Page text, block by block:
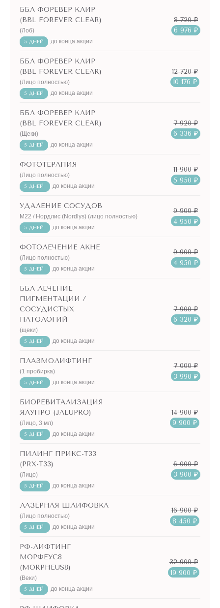
ББЛ ФОРЕВЕР КЛИР
(BBL FOREVER CLEAR)
(Лоб)
5 ДНЕЙ до конца акции
8 720 ₽
6 976 ₽
ББЛ ФОРЕВЕР КЛИР
(BBL FOREVER CLEAR)
(Лицо полностью)
5 ДНЕЙ до конца акции
12 720 ₽
10 176 ₽
ББЛ ФОРЕВЕР КЛИР
(BBL FOREVER CLEAR)
(Щеки)
5 ДНЕЙ до конца акции
7 920 ₽
6 336 ₽
ФОТОТЕРАПИЯ
(Лицо полностью)
5 ДНЕЙ до конца акции
11 900 ₽
5 950 ₽
УДАЛЕНИЕ СОСУДОВ
М22 / Нордлис (Nordlys) (лицо полностью)
5 ДНЕЙ до конца акции
9 900 ₽
4 950 ₽
ФОТОЛЕЧЕНИЕ АКНЕ
(Лицо полностью)
5 ДНЕЙ до конца акции
9 900 ₽
4 950 ₽
ББЛ ЛЕЧЕНИЕ
ПИГМЕНТАЦИИ /
СОСУДИСТЫХ
ПАТОЛОГИЙ
(щеки)
5 ДНЕЙ до конца акции
7 900 ₽
6 320 ₽
ПЛАЗМОЛИФТИНГ
(1 пробирка)
5 ДНЕЙ до конца акции
7 000 ₽
3 990 ₽
БИОРЕВИТАЛИЗАЦИЯ
ЯЛУПРО (JALUPRO)
(Лицо, 3 мл)
5 ДНЕЙ до конца акции
14 900 ₽
9 900 ₽
ПИЛИНГ ПРИКС-Т33
(PRX-T33)
(Лицо)
5 ДНЕЙ до конца акции
6 000 ₽
3 900 ₽
ЛАЗЕРНАЯ ШЛИФОВКА
(Лицо полностью)
5 ДНЕЙ до конца акции
16 900 ₽
8 450 ₽
РФ-ЛИФТИНГ
МОРФЕУС8
(MORPHEUS8)
(Веки)
5 ДНЕЙ до конца акции
32 900 ₽
19 900 ₽